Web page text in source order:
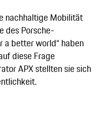
nachhaltige Mobilität
des Porsche-
better world“ haben
diese Frage
APX stellten sie sich